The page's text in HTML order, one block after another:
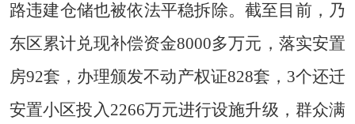
路违建仓储也被依法平稳拆除。截至目前，乃
东区累计兑现补偿资金8000多万元，落实安置
房92套，办理颁发不动产权证828套，3个还迁
安置小区投入2266万元进行设施升级，群众满